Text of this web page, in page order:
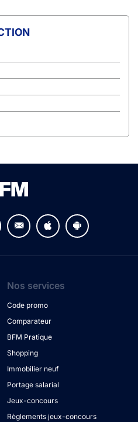
Nos services
Code promo
Comparateur
BFM Pratique
Shopping
Immobilier neuf
Portage salarial
Jeux-concours
Règlements jeux-concours